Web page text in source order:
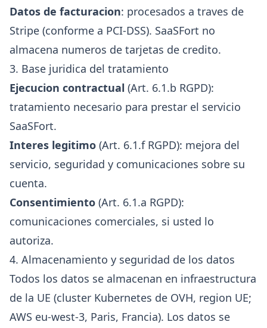
Datos de facturacion: procesados a traves de
Stripe (conforme a PCI-DSS). SaaSFort no
almacena numeros de tarjetas de credito.
3. Base juridica del tratamiento
Ejecucion contractual (Art. 6.1.b RGPD):
tratamiento necesario para prestar el servicio
SaaSFort.
Interes legitimo (Art. 6.1.f RGPD): mejora del
servicio, seguridad y comunicaciones sobre su
cuenta.
Consentimiento (Art. 6.1.a RGPD):
comunicaciones comerciales, si usted lo
autoriza.
4. Almacenamiento y seguridad de los datos
Todos los datos se almacenan en infraestructura
de la UE (cluster Kubernetes de OVH, region UE;
AWS eu-west-3, Paris, Francia). Los datos se